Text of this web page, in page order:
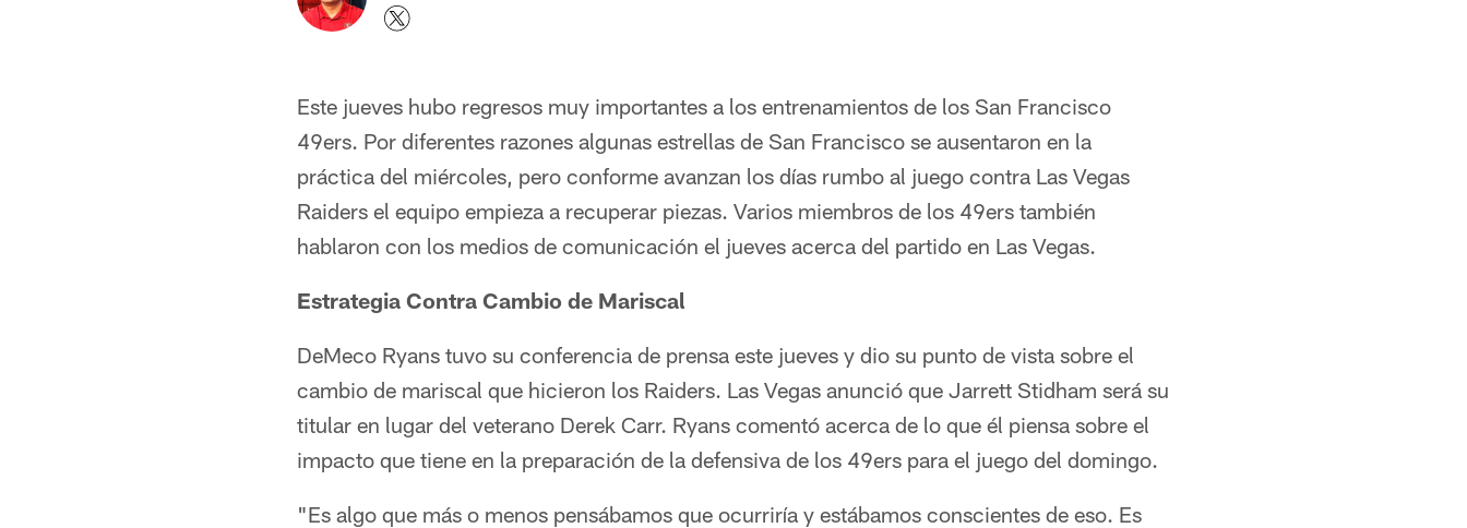
Este jueves hubo regresos muy importantes a los entrenamientos de los San Francisco
49ers. Por diferentes razones algunas estrellas de San Francisco se ausentaron en la
práctica del miércoles, pero conforme avanzan los días rumbo al juego contra Las Vegas
Raiders el equipo empieza a recuperar piezas. Varios miembros de los 49ers también
hablaron con los medios de comunicación el jueves acerca del partido en Las Vegas.
Estrategia Contra Cambio de Mariscal
DeMeco Ryans tuvo su conferencia de prensa este jueves y dio su punto de vista sobre el
cambio de mariscal que hicieron los Raiders. Las Vegas anunció que Jarrett Stidham será su
titular en lugar del veterano Derek Carr. Ryans comentó acerca de lo que él piensa sobre el
impacto que tiene en la preparación de la defensiva de los 49ers para el juego del domingo.
"Es algo que más o menos pensábamos que ocurriría y estábamos conscientes de eso. Es